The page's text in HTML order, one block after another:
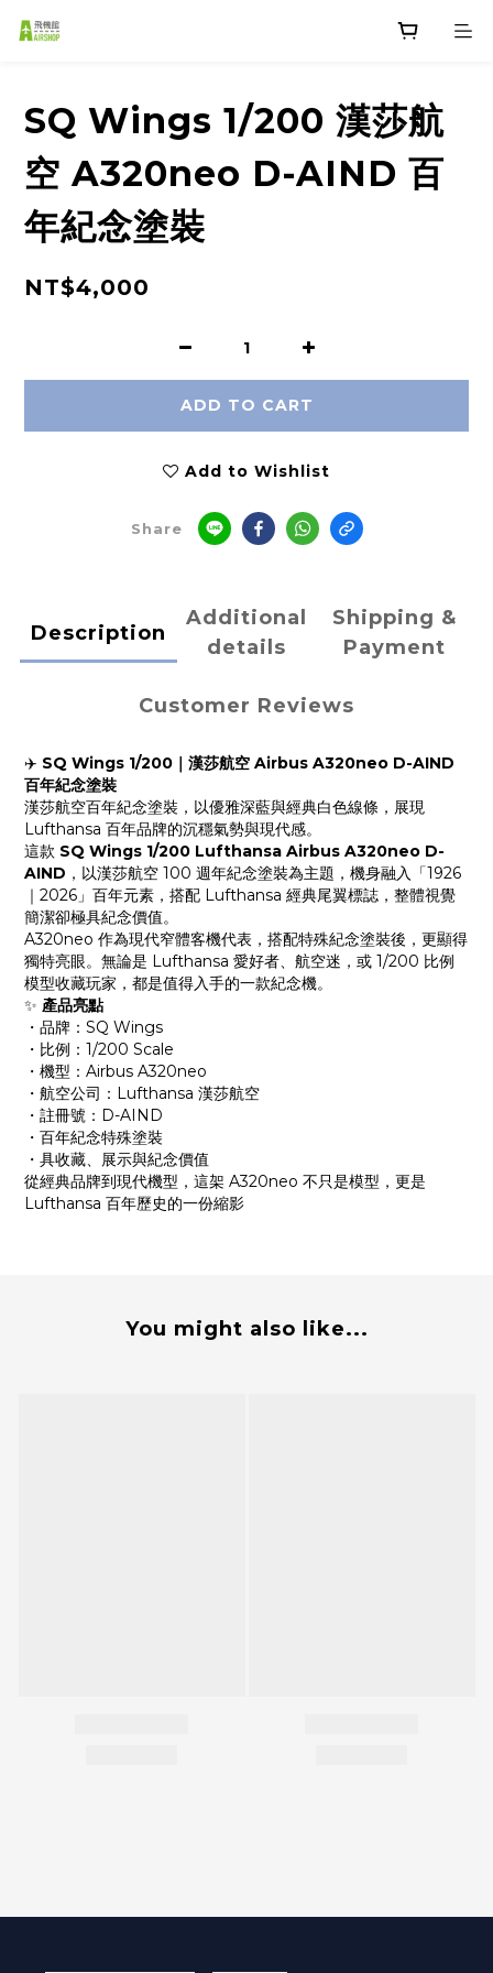
SQ Wings 1/200 漢莎航
空 A320neo D-AIND 百
年紀念塗裝
NT$4,000
ADD TO CART
Add to Wishlist
Share
Description
Additional
details
Shipping &
Payment
Customer Reviews
✈️ SQ Wings 1/200｜漢莎航空 Airbus A320neo D-AIND
百年紀念塗裝
漢莎航空百年紀念塗裝，以優雅深藍與經典白色線條，展現
Lufthansa 百年品牌的沉穩氣勢與現代感。
這款 SQ Wings 1/200 Lufthansa Airbus A320neo D-
AIND ，以漢莎航空 100 週年紀念塗裝為主題，機身融入「1926
｜2026」百年元素，搭配 Lufthansa 經典尾翼標誌，整體視覺
簡潔卻極具紀念價值。
A320neo 作為現代窄體客機代表，搭配特殊紀念塗裝後，更顯得
獨特亮眼。無論是 Lufthansa 愛好者、航空迷，或 1/200 比例
模型收藏玩家，都是值得入手的一款紀念機。
✨ 產品亮點
・品牌：SQ Wings
・比例：1/200 Scale
・機型：Airbus A320neo
・航空公司：Lufthansa 漢莎航空
・註冊號：D-AIND
・百年紀念特殊塗裝
・具收藏、展示與紀念價值
從經典品牌到現代機型，這架 A320neo 不只是模型，更是
Lufthansa 百年歷史的一份縮影
You might also like...